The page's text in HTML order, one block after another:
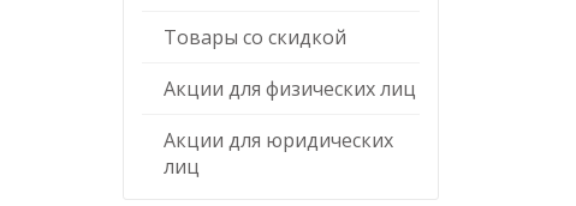
Товары со скидкой
Акции для физических лиц
Акции для юридических
лиц